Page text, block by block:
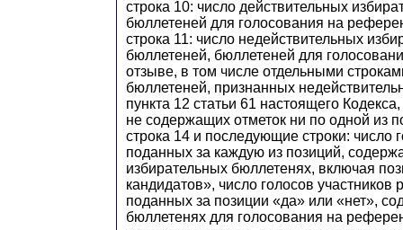
строка 10: число действительных
бюллетеней для голосования на
строка 11: число недействительных
бюллетеней, бюллетеней для
отзыве, в том числе отдельными
бюллетеней, признанных
пункта 12 статьи 61 настоящего
не содержащих отметок ни по одной из
строка 14 и последующие строки: число
поданных за каждую из позиций,
избирательных бюллетенях, включая
кандидатов», число голосов
поданных за позиции «да» или «нет»,
бюллетенях для голосования на